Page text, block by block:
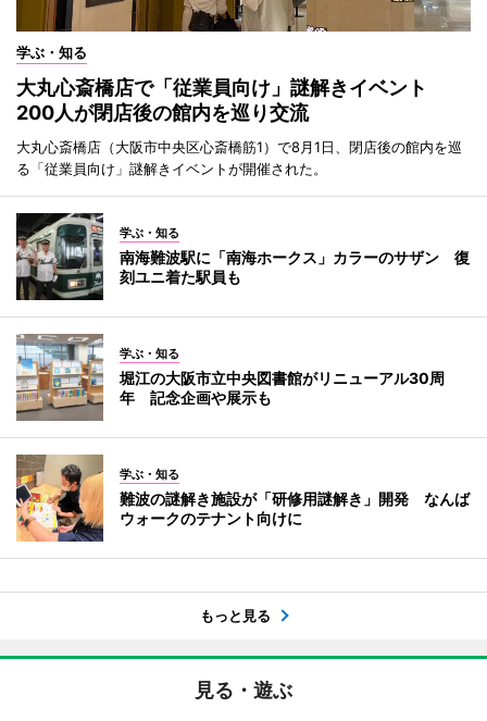
学ぶ・知る
大丸心斎橋店で「従業員向け」謎解きイベント
200人が閉店後の館内を巡り交流
大丸心斎橋店（大阪市中央区心斎橋筋1）で8月1日、閉店後の館内を巡
る「従業員向け」謎解きイベントが開催された。
学ぶ・知る
南海難波駅に「南海ホークス」カラーのサザン 復
刻ユニ着た駅員も
学ぶ・知る
堀江の大阪市立中央図書館がリニューアル30周
年 記念企画や展示も
学ぶ・知る
難波の謎解き施設が「研修用謎解き」開発 なんば
ウォークのテナント向けに
もっと見る
見る・遊ぶ